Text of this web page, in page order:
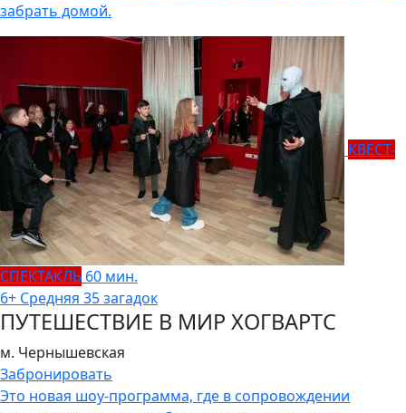
забрать домой.
КВЕСТ-
СПЕКТАКЛЬ 60 мин.
6+ Средняя 35 загадок
ПУТЕШЕСТВИЕ В МИР ХОГВАРТС
м. Чернышевская
Забронировать
Это новая шоу-программа, где в сопровождении